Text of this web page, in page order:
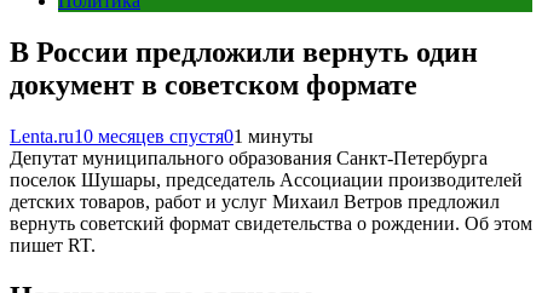
В России предложили вернуть один
документ в советском формате
Lenta.ru10 месяцев спустя01 минуты
Депутат муниципального образования Санкт-Петербурга
поселок Шушары, председатель Ассоциации производителей
детских товаров, работ и услуг Михаил Ветров предложил
вернуть советский формат свидетельства о рождении. Об этом
пишет RT.